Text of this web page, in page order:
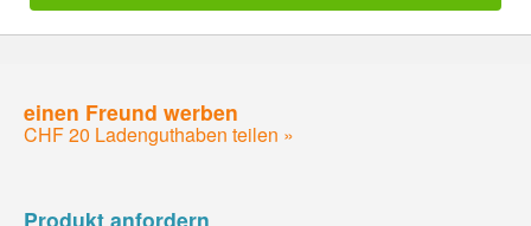
einen Freund werben
CHF 20 Ladenguthaben teilen »
Produkt anfordern